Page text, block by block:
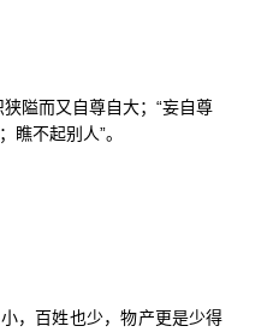
隘而又自尊自大；“妄自尊
瞧不起别人”。
，百姓也少，物产更是少得